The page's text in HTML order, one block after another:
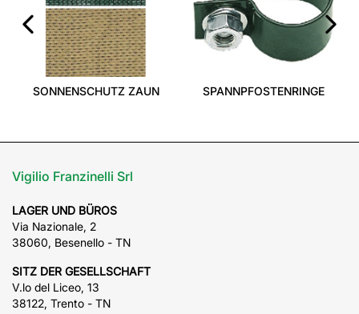
SONNENSCHUTZ ZAUN SPANNPFOSTENRINGE
Vigilio Franzinelli Srl
LAGER UND BÜROS
Via Nazionale, 2
38060, Besenello - TN
SITZ DER GESELLSCHAFT
V.lo del Liceo, 13
38122, Trento - TN